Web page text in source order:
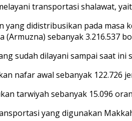
transportasi shalawat,
yang didistribusikan pada masa
sebanyak 3.216.537
sudah dilayani sampai saat ini
nafar awal sebanyak 122.726
tarwiyah sebanyak 15.096
yang digunakan